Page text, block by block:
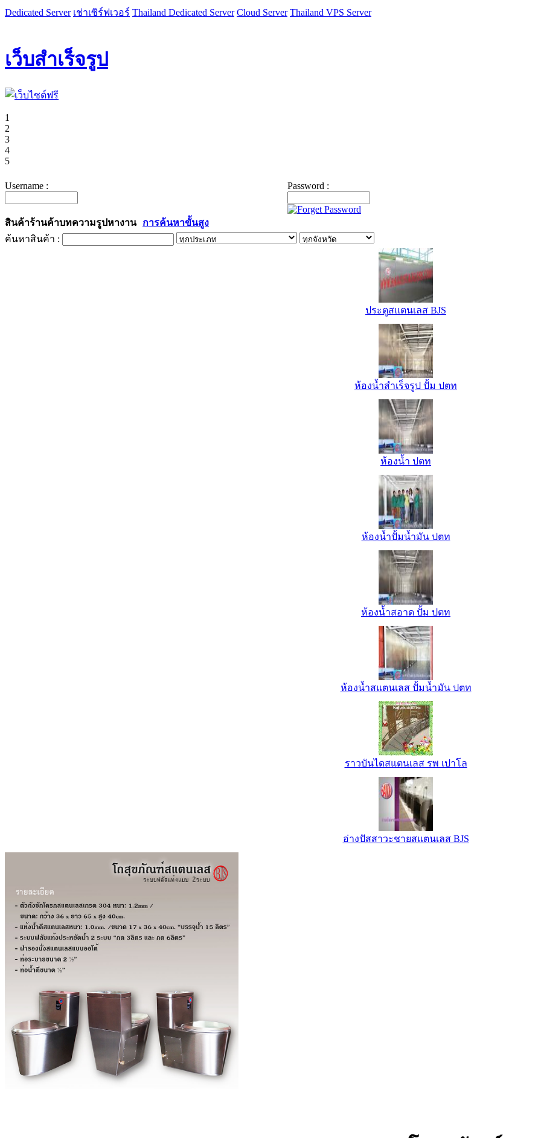
Dedicated Server เช่าเซิร์ฟเวอร์ Thailand Dedicated Server Cloud Server Thailand VPS Server
เว็บสำเร็จรูป
1
2
3
4
5
Username : Password :
สินค้าร้านค้าบทความรูปหางาน
การค้นหาขั้นสูง
ค้นหาสินค้า :
ประตูสแตนเลส BJS
ห้องน้ำสำเร็จรูป ปั้ม ปตท
ห้องน้ำ ปตท
ห้องน้ำปั้มน้ำมัน ปตท
ห้องน้ำสอาด ปั้ม ปตท
ห้องน้ำสแตนเลส ปั้มน้ำมัน ปตท
ราวบันไดสแตนเลส รพ เปาโล
อ่างปัสสาวะชายสแตนเลส BJS